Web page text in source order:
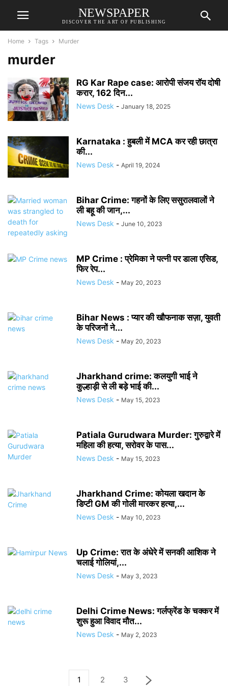
NEWSPAPER
DISCOVER THE ART OF PUBLISHING
Home Tags Murder
murder
RG Kar Rape case: आरोपी संजय रॉय दोषी
करार, 162 दिन...
News Desk - January 18, 2025
Karnataka : हुबली में MCA कर रही छात्रा
की...
News Desk - April 19, 2024
Bihar Crime: गहनों के लिए ससुरालवालों ने
ली बहू की जान,...
News Desk - June 10, 2023
MP Crime : प्रेमिका ने पत्नी पर डाला एसिड,
फिर रेप...
News Desk - May 20, 2023
Bihar News : प्यार की खौफनाक सज़ा, युवती
के परिजनों ने...
News Desk - May 20, 2023
Jharkhand crime: कलयुगी भाई ने
कुल्हाड़ी से ली बड़े भाई की...
News Desk - May 15, 2023
Patiala Gurudwara Murder: गुरुद्वारे में
महिला की हत्या, सरोवर के पास...
News Desk - May 15, 2023
Jharkhand Crime: कोयला खदान के
डिप्टी GM की गोली मारकर हत्या,...
News Desk - May 10, 2023
Up Crime: रात के अंधेरे में सनकी आशिक ने
चलाई गोलियां,...
News Desk - May 3, 2023
Delhi Crime News: गर्लफ्रेंड के चक्कर में
शुरू हुआ विवाद मौत...
News Desk - May 2, 2023
1 2 3